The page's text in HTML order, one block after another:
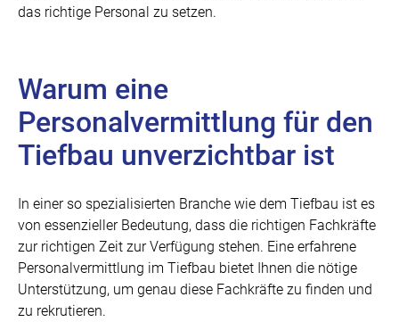
das richtige Personal zu setzen.
Warum eine
Personalvermittlung für den
Tiefbau unverzichtbar ist
In einer so spezialisierten Branche wie dem Tiefbau ist es
von essenzieller Bedeutung, dass die richtigen Fachkräfte
zur richtigen Zeit zur Verfügung stehen. Eine erfahrene
Personalvermittlung im Tiefbau bietet Ihnen die nötige
Unterstützung, um genau diese Fachkräfte zu finden und
zu rekrutieren.